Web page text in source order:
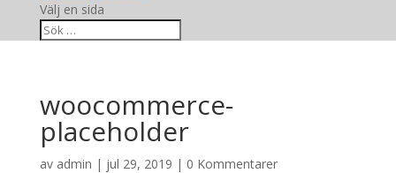
Välj en sida
woocommerce-
placeholder
av admin | jul 29, 2019 | 0 Kommentarer